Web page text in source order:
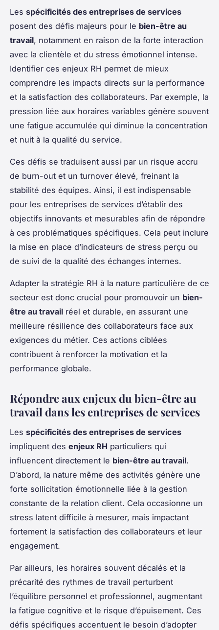
Les spécificités des entreprises de services
posent des défis majeurs pour le bien-être au
travail, notamment en raison de la forte interaction
avec la clientèle et du stress émotionnel intense.
Identifier ces enjeux RH permet de mieux
comprendre les impacts directs sur la performance
et la satisfaction des collaborateurs. Par exemple, la
pression liée aux horaires variables génère souvent
une fatigue accumulée qui diminue la concentration
et nuit à la qualité du service.
Ces défis se traduisent aussi par un risque accru
de burn-out et un turnover élevé, freinant la
stabilité des équipes. Ainsi, il est indispensable
pour les entreprises de services d’établir des
objectifs innovants et mesurables afin de répondre
à ces problématiques spécifiques. Cela peut inclure
la mise en place d’indicateurs de stress perçu ou
de suivi de la qualité des échanges internes.
Adapter la stratégie RH à la nature particulière de ce
secteur est donc crucial pour promouvoir un bien-
être au travail réel et durable, en assurant une
meilleure résilience des collaborateurs face aux
exigences du métier. Ces actions ciblées
contribuent à renforcer la motivation et la
performance globale.
Répondre aux enjeux du bien-être au
travail dans les entreprises de services
Les spécificités des entreprises de services
impliquent des enjeux RH particuliers qui
influencent directement le bien-être au travail.
D’abord, la nature même des activités génère une
forte sollicitation émotionnelle liée à la gestion
constante de la relation client. Cela occasionne un
stress latent difficile à mesurer, mais impactant
fortement la satisfaction des collaborateurs et leur
engagement.
Par ailleurs, les horaires souvent décalés et la
précarité des rythmes de travail perturbent
l’équilibre personnel et professionnel, augmentant
la fatigue cognitive et le risque d’épuisement. Ces
défis spécifiques accentuent le besoin d’adopter